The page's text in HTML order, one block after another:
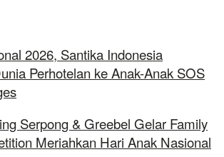
2026, Santika Indonesia
Perhotelan ke Anak-Anak SOS
Serpong & Greebel Gelar Family
Meriahkan Hari Anak Nasional